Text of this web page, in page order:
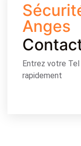
Anges
Entrez votre
rapidement